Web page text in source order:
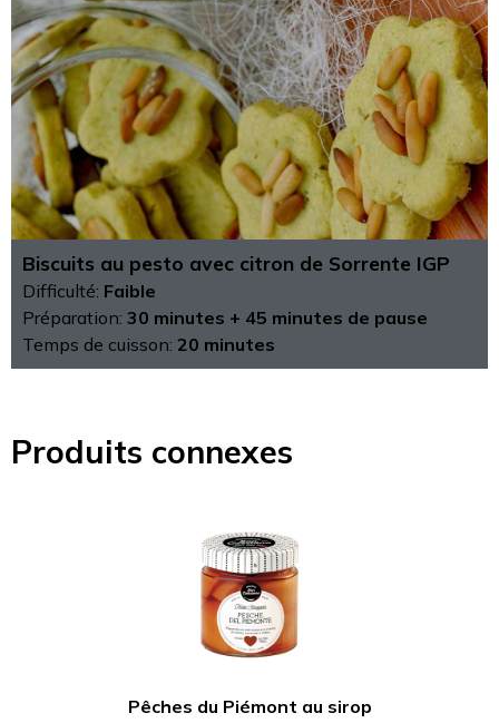
Biscuits au pesto avec citron de Sorrente IGP
Difficulté: Faible
Préparation: 30 minutes + 45 minutes de pause
Temps de cuisson: 20 minutes
Produits connexes
Pêches du Piémont au sirop